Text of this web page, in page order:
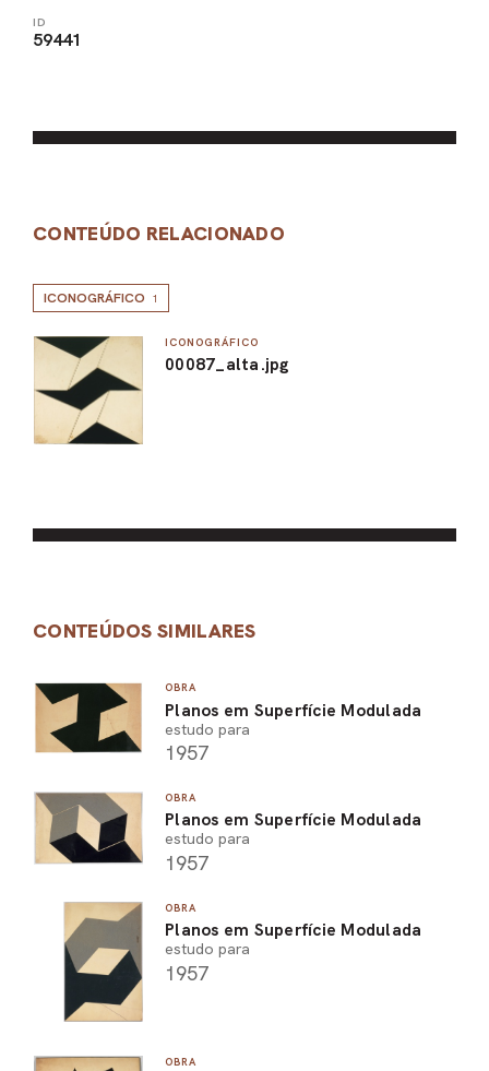
ID
59441
CONTEÚDO RELACIONADO
ICONOGRÁFICO 1
ICONOGRÁFICO
00087_alta.jpg
CONTEÚDOS SIMILARES
OBRA
Planos em Superfície Modulada
estudo para
1957
OBRA
Planos em Superfície Modulada
estudo para
1957
OBRA
Planos em Superfície Modulada
estudo para
1957
OBRA